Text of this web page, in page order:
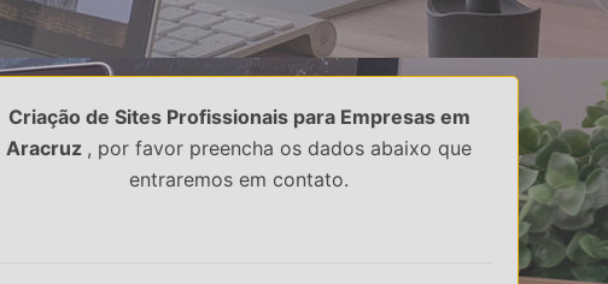
ARACRUZ /span>
Criação de Sites Profissionais para Empresas em
Aracruz , por favor preencha os dados abaixo que
entraremos em contato.